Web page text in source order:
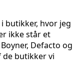
butikker, hvor jeg
ikke står et
Defacto og
de butikker vi